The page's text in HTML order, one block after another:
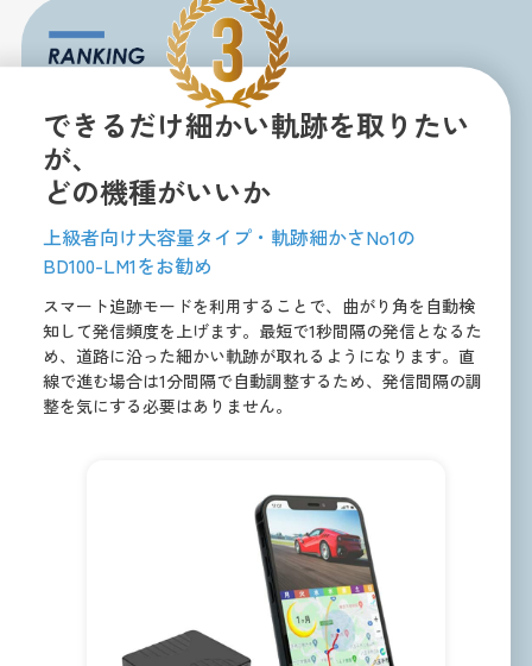
できるだけ細かい軌跡を取りたい
が、
どの機種がいいか
上級者向け大容量タイプ・軌跡細かさNo1の
BD100-LM1をお勧め
スマート追跡モードを利用することで、曲がり角を自動検
知して発信頻度を上げます。最短で1秒間隔の発信となるた
め、道路に沿った細かい軌跡が取れるようになります。直
線で進む場合は1分間隔で自動調整するため、発信間隔の調
整を気にする必要はありません。